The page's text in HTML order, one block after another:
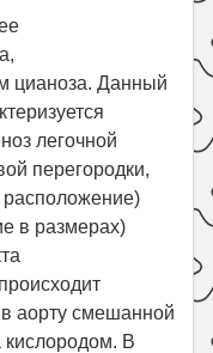
цианоза. Данный
легочной
перегородки,
расположение)
в размерах)
аорту смешанной
кислородом. В